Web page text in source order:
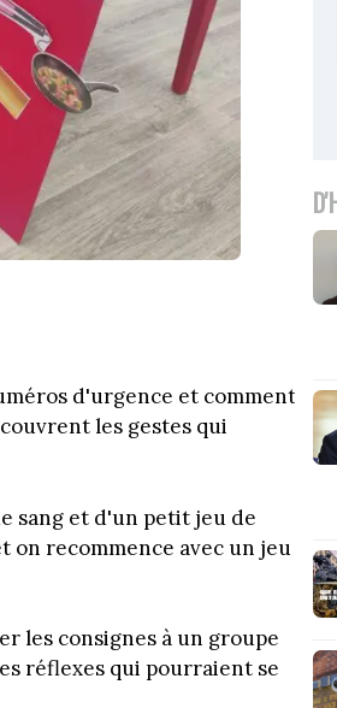
d'urgence et comment
les gestes qui
sang et d'un petit jeu de
on recommence avec un jeu
les consignes à un groupe
réflexes qui pourraient se